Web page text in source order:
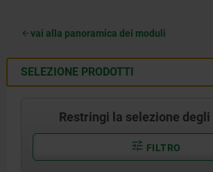
vai alla panoramica dei moduli
SELEZIONE PRODOTTI
Restringi la selezione
FILTRO